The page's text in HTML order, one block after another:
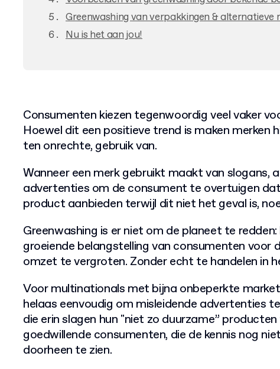
Greenwashing van verpakkingen & alternatieve
Nu is het aan jou!
Consumenten kiezen tegenwoordig veel vaker
Hoewel dit een positieve trend is maken merken
ten onrechte, gebruik van.
Wanneer een merk gebruikt maakt van slogans,
advertenties om de consument te overtuigen
product aanbieden terwijl dit niet het geval is,
Greenwashing is er niet om de planeet te
groeiende belangstelling van consumenten voor
omzet te vergroten. Zonder echt te handelen in
Voor multinationals met bijna onbeperkte
helaas eenvoudig om misleidende advertenties
die erin slagen hun "niet zo duurzame”
goedwillende consumenten, die de kennis nog
doorheen te zien.